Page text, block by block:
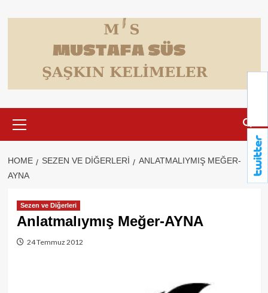
to
Menu
HOME SEZEN VE DIĞERLERI
ANLATMALIYMIŞ MEĞER-
AYNA
Sezen ve Diğerleri
Anlatmalıymış Meğer-AYNA
24 Temmuz 2012